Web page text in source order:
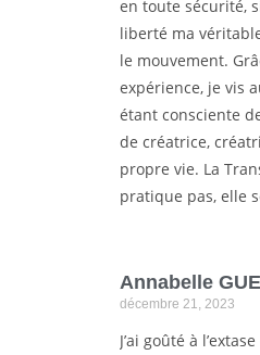
en toute sécurité,
liberté ma
le mouvement.
expérience, je vis
étant consciente
de créatrice,
propre vie. La
pratique pas, elle
Annabelle
décembre 21, 2023
J’ai goûté à